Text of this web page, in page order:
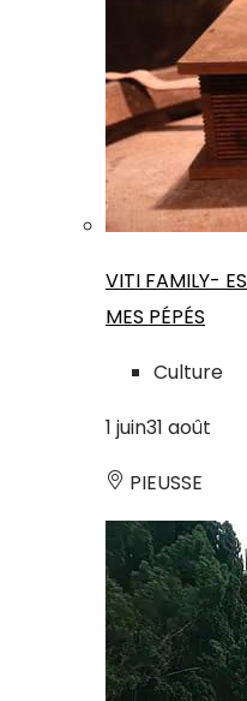
VITI FAMILY-
MES PÉPÉS
Culture
1 juin31 août
PIEUSSE